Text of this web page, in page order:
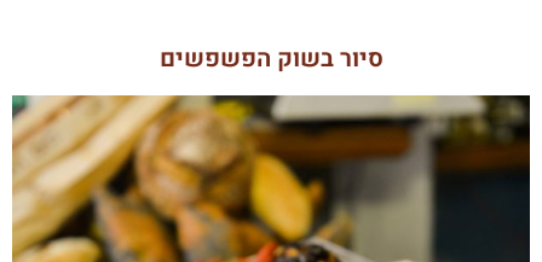
סיור בשוק הפשפשים